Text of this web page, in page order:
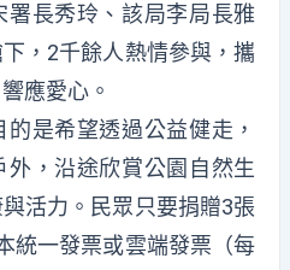
長秀玲、該局李局長雅
，2千餘人熱情參與，攜
應愛心。
是希望透過公益健走，
外，沿途欣賞公園自然生
活力。民眾只要捐贈3張
統一發票或雲端發票（每